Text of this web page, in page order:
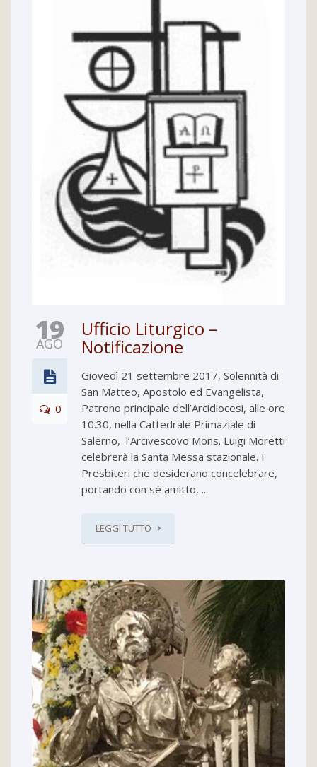
19
AGO
0
Ufficio Liturgico –
Notificazione
Giovedì 21 settembre 2017, Solennità di
San Matteo, Apostolo ed Evangelista,
Patrono principale dell’Arcidiocesi, alle ore
10.30, nella Cattedrale Primaziale di
Salerno, l’Arcivescovo Mons. Luigi Moretti
celebrerà la Santa Messa stazionale. I
Presbiteri che desiderano concelebrare,
portando con sé amitto, ...
LEGGI TUTTO